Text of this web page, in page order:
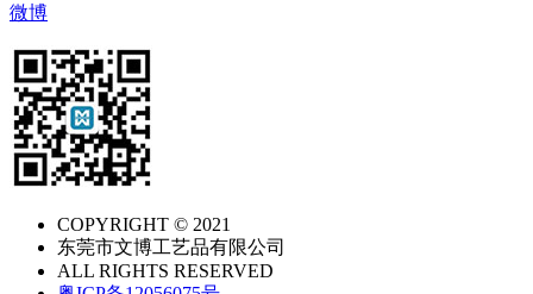
微博
COPYRIGHT © 2021
东莞市文博工艺品有限公司
ALL RIGHTS RESERVED